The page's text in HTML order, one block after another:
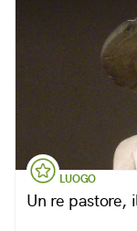
LUOGO
Un re pastore,